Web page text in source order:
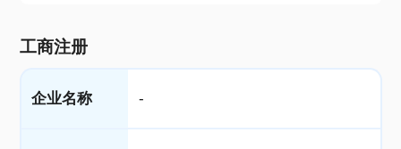
工商注册
企业名称 -